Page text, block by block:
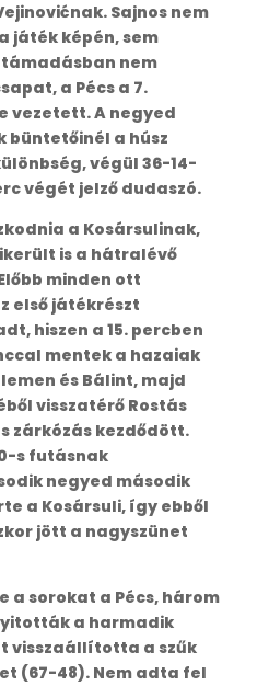
Sajnos nem
játék képén, sem
nem
a Pécs a 7.
vezetett. A negyed
büntetőinél a húsz
végül 36-14-
végét jelző dudaszó.
a Kosársulinak,
is a hátralévő
minden ott
első játékrészt
hiszen a 15. percben
mentek a hazaiak
és Bálint, majd
visszatérő Rostás
zárkózás kezdődött.
s futásnak
negyed második
a Kosársuli, így ebből
jött a nagyszünet
a sorokat a Pécs, három
a harmadik
visszaállította a szűk
(67-48). Nem adta fel